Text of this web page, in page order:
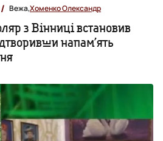
Вежа,Хоменко Олександр
з Вінниці встановив
напам’ять